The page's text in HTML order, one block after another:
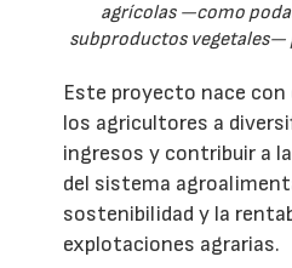
agrícolas —como
subproductos vegetales—
Este proyecto nace con
los agricultores a
ingresos y contribuir a
del sistema
sostenibilidad y la
explotaciones agrarias.